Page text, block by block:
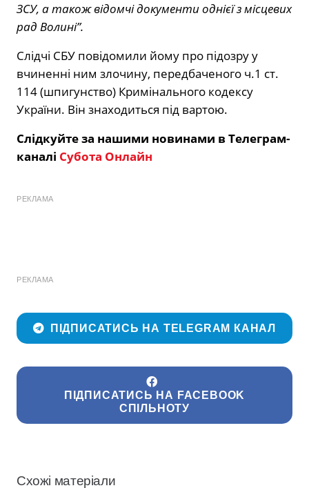
ЗСУ, а також відомчі документи однієї з місцевих
рад Волині”.
Слідчі СБУ повідомили йому про підозру у
вчиненні ним злочину, передбаченого ч.1 ст.
114 (шпигунство) Кримінального кодексу
України. Він знаходиться під вартою.
Слідкуйте за нашими новинами в Телеграм-
каналі Субота Онлайн
РЕКЛАМА
РЕКЛАМА
ПІДПИСАТИСЬ НА TELEGRAM КАНАЛ
ПІДПИСАТИСЬ НА FACEBOOK
СПІЛЬНОТУ
Схожі матеріали